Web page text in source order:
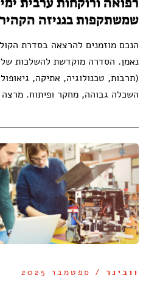
שמשתקפות בגניזה
הנכם מוזמנים להרצאה בסדרת
נאמן. הסדרה מוקדשת להשלכות של
(תרבות, טכנולוגיה, אתיקה,
השכלה גבוהה, מחקר ופיתוח.
וובינר / ספטמבר 2025